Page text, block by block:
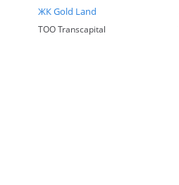
ЖК Gold Land
ТОО Transcapital